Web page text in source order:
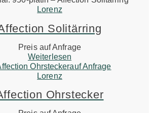
Lorenz
Solitärring
Preis auf Anfrage
Weiterlesen
auf Anfrage
Lorenz
Ohrstecker